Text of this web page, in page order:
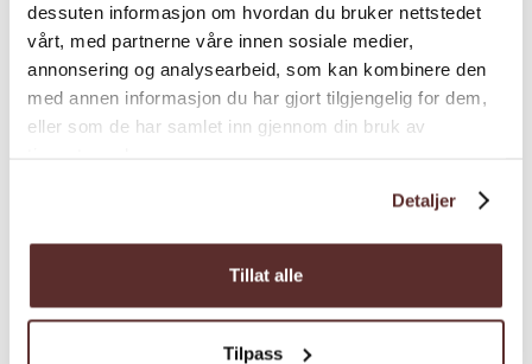
dessuten informasjon om hvordan du bruker nettstedet
vårt, med partnerne våre innen sosiale medier,
annonsering og analysearbeid, som kan kombinere den
med annen informasjon du har gjort tilgjengelig for dem,
eller som de har samlet inn gjennom din bruk av
Detaljer
Tillat alle
Tilpass